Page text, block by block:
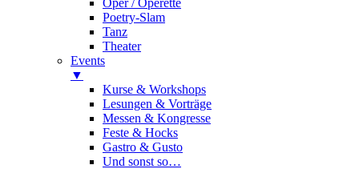
Oper / Operette
Poetry-Slam
Tanz
Theater
Events
▼
Kurse & Workshops
Lesungen & Vorträge
Messen & Kongresse
Feste & Hocks
Gastro & Gusto
Und sonst so…